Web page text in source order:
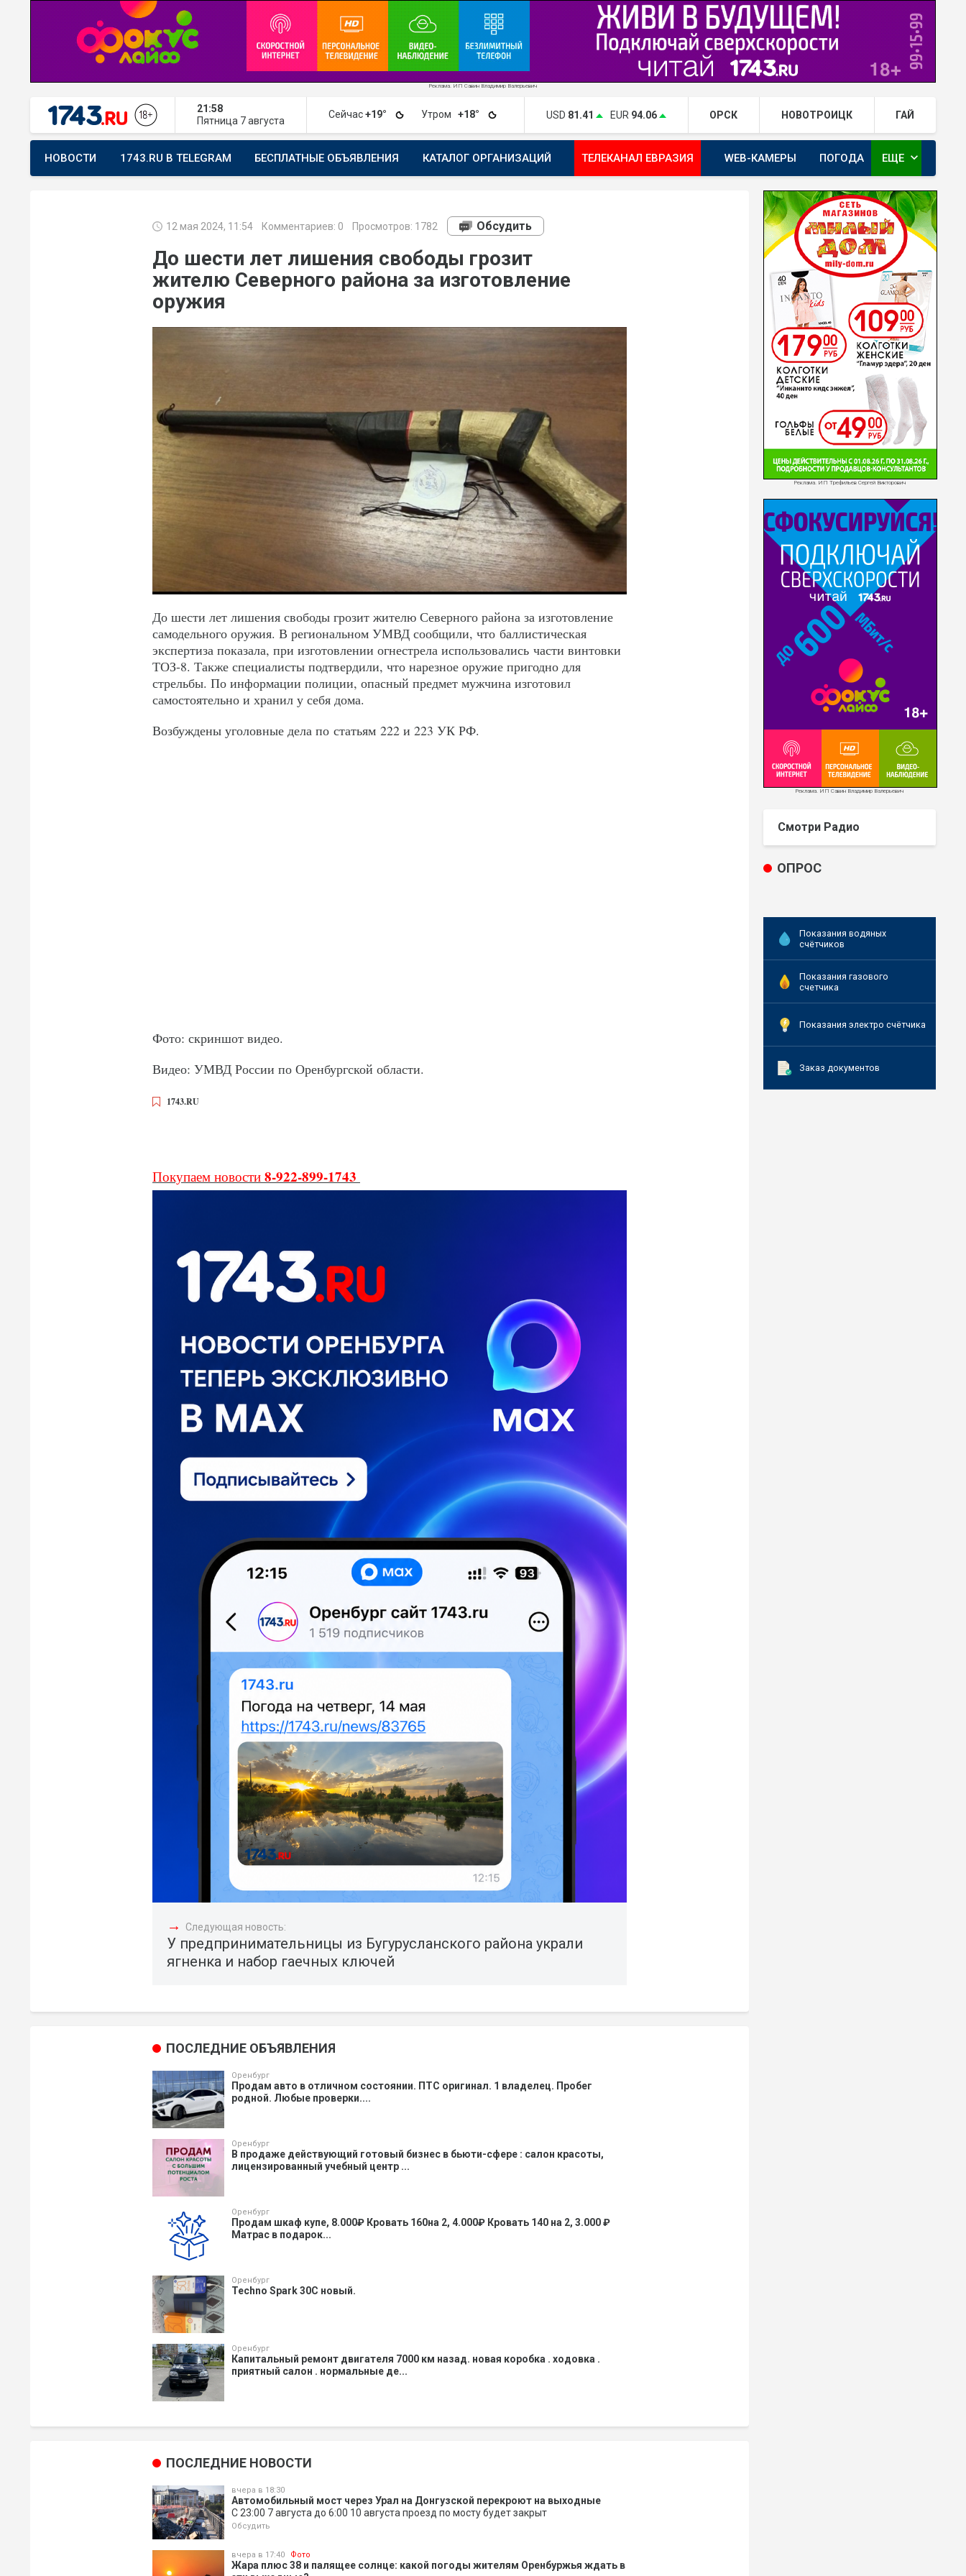
Реклама. ИП Савин Владимир Валерьевич
21:58
Пятница 7 августа
Сейчас+19° Утром +18° USD 81.41 EUR 94.06 ОРСК НОВОТРОИЦК ГАЙ
НОВОСТИ 1743.RU В TELEGRAM БЕСПЛАТНЫЕ ОБЪЯВЛЕНИЯ КАТАЛОГ ОРГАНИЗАЦИЙ ТЕЛЕКАНАЛ ЕВРАЗИЯ WEB-КАМЕРЫ ПОГОДА
ОРЕНБУРГ - ГЕРОИ РЯДОМ С НАМИ
ЕЩЕ expand_more
12 мая 2024, 11:54 Комментариев: 0 Просмотров: 1782 Обсудить
До шести лет лишения свободы грозит
жителю Северного района за изготовление
оружия
До шести лет лишения свободы грозит жителю Северного района за изготовление
самодельного оружия. В региональном УМВД сообщили, что баллистическая
экспертиза показала, при изготовлении огнестрела использовались части винтовки
ТОЗ-8. Также специалисты подтвердили, что нарезное оружие пригодно для
стрельбы. По информации полиции, опасный предмет мужчина изготовил
самостоятельно и хранил у себя дома.
Возбуждены уголовные дела по статьям 222 и 223 УК РФ.
Фото: скриншот видео.
Видео: УМВД России по Оренбургской области.
1743.RU
Покупаем новости 8-922-899-1743
→ Следующая новость:
У предпринимательницы из Бугурусланского района украли
ягненка и набор гаечных ключей
ПОСЛЕДНИЕ ОБЪЯВЛЕНИЯ
Оренбург
Продам авто в отличном состоянии. ПТС оригинал. 1 владелец. Пробег
родной. Любые проверки....
Оренбург
В продаже действующий готовый бизнес в бьюти-сфере : салон красоты,
лицензированный учебный центр ...
Оренбург
Продам шкаф купе, 8.000₽ Кровать 160на 2, 4.000₽ Кровать 140 на 2, 3.000 ₽
Матрас в подарок...
Оренбург
Techno Spark 30C новый.
Оренбург
Капитальный ремонт двигателя 7000 км назад. новая коробка . ходовка .
приятный салон . нормальные де...
ПОСЛЕДНИЕ НОВОСТИ
вчера в 18:30
Автомобильный мост через Урал на Донгузской перекроют на выходные
С 23:00 7 августа до 6:00 10 августа проезд по мосту будет закрыт
Обсудить
вчера в 17:40 Фото
Жара плюс 38 и палящее солнце: какой погоды жителям Оренбуржья ждать в
Реклама. ИП Трефильев Сергей Викторович
Реклама. ИП Савин Владимир Валерьевич
Смотри Радио
ОПРОС
Показания водяных
счётчиков
Показания газового
счетчика
Показания электро счётчика
Заказ документов